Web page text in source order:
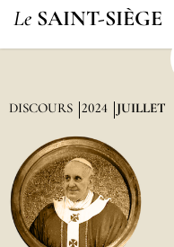
Le SAINT-SIÈGE
DISCOURS 2024 JUILLET